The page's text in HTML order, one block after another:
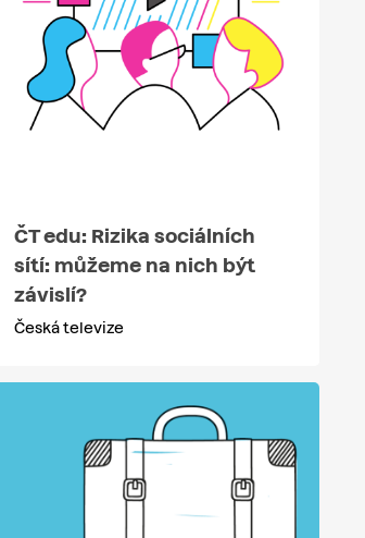
ČT edu: Rizika sociálních
sítí: můžeme na nich být
závislí?
Česká televize